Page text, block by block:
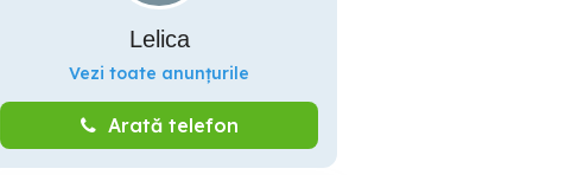
Lelica
Vezi toate anunțurile
Arată telefon